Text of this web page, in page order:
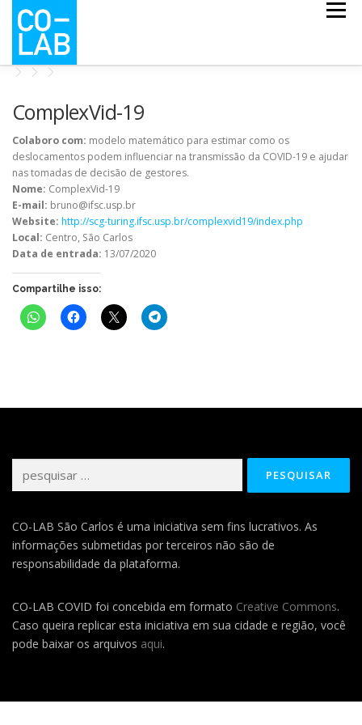
Pular
para
conteúdo
Menu
NOTÍCIAS QUEM SOMOS
ComplexVid-19
Colaboro com: modelo matemático para estimar como os
deslocamentos podem influenciar na transmissão da COVID-19 e ajudar
nas tomadas de decisão de gestores.
Nome: ComplexVid-19
E-mail: bruno@ifsc.usp.br
Website: http://scg-turing.ifsc.usp.br/complexvid19/index.php
Local: Centro, São Carlos
Data de entrada: 13/07/2020
Compartilhe isso:
por:
CO-LAB São Carlos é uma iniciativa sem fins lucrativos. As
informações submetidas por terceiros não são de
responsabilidade da plataforma.
CO-LAB COVID foi concebida em formato Creative Commons.
Caso queira replicar esta iniciativa em sua cidade e região, você
pode baixar os arquivos aqui.